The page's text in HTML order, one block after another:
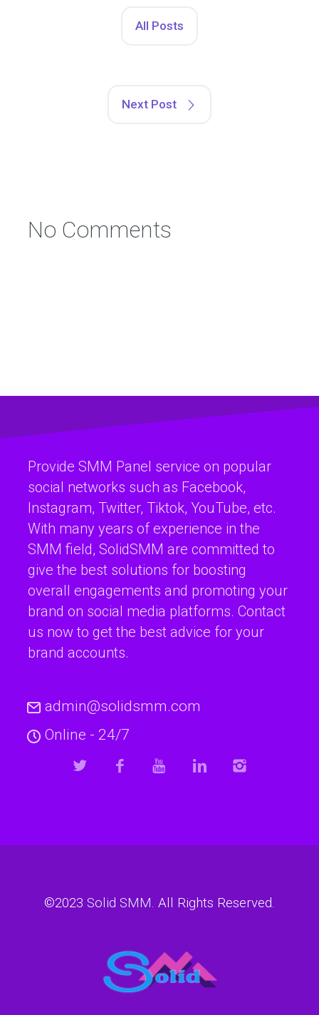
All Posts
Next Post
No Comments
Provide SMM Panel service on popular
social networks such as Facebook,
Instagram, Twitter, Tiktok, YouTube, etc.
With many years of experience in the
SMM field, SolidSMM are committed to
give the best solutions for boosting
overall engagements and promoting your
brand on social media platforms. Contact
us now to get the best advice for your
brand accounts.
admin@solidsmm.com
Online - 24/7
©2023 Solid SMM. All Rights Reserved.